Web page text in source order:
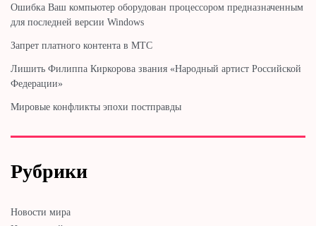
Ошибка Ваш компьютер оборудован процессором предназначенным
для последней версии Windows
Запрет платного контента в МТС
Лишить Филиппа Киркорова звания «Народный артист Российской
Федерации»
Мировые конфликты эпохи постправды
Рубрики
Новости мира